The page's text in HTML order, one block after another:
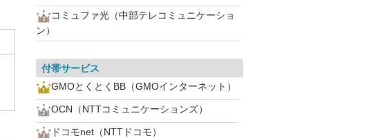
コミュファ光（中部テレコミュニケーショ
ン）
付帯サービス
GMOとくとくBB（GMOインターネット）
OCN（NTTコミュニケーションズ）
ドコモnet（NTTドコモ）